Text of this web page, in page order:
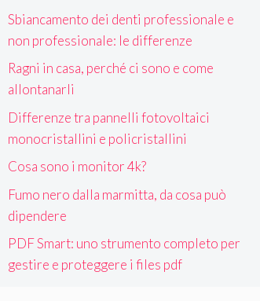
Sbiancamento dei denti professionale e
non professionale: le differenze
Ragni in casa, perché ci sono e come
allontanarli
Differenze tra pannelli fotovoltaici
monocristallini e policristallini
Cosa sono i monitor 4k?
Fumo nero dalla marmitta, da cosa può
dipendere
PDF Smart: uno strumento completo per
gestire e proteggere i files pdf